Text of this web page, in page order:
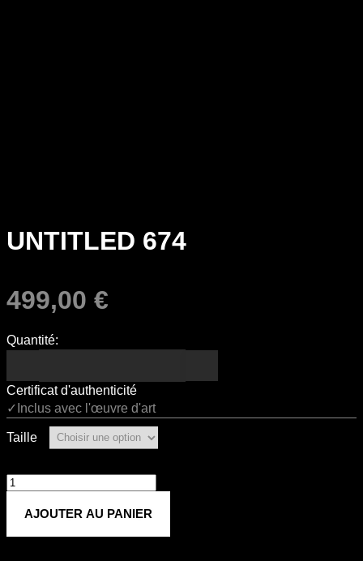
UNTITLED 674
499,00 €
Quantité:
Certificat d'authenticité
✓Inclus avec l'œuvre d'art
Taille
quantité
Untitled
674
AJOUTER AU PANIER